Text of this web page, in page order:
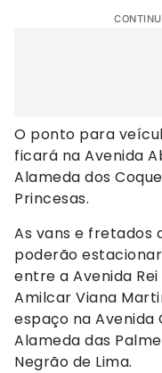
O ponto para
ficará na Avenida
Alameda dos
Princesas.
As vans e fretados
poderão
entre a Avenida
Amilcar Viana
espaço na
Alameda das
Negrão de Lima.